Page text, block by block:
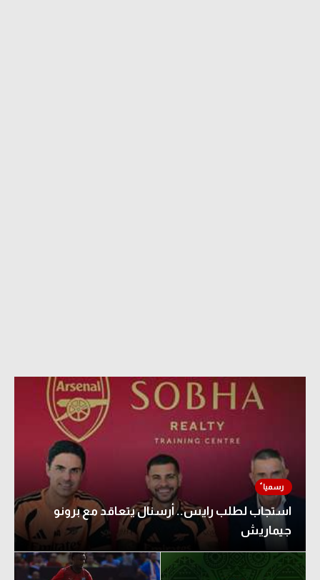
استجاب لطلب رايس.. أرسنال يتعاقد مع برونو
جيماريش